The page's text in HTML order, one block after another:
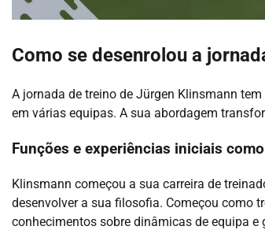
Como se desenrolou a
A jornada de treino de Jürgen Klinsmann
em várias equipas. A sua abordagem
Funções e experiências iniciais
Klinsmann começou a sua carreira de
desenvolver a sua filosofia. Começou como
conhecimentos sobre dinâmicas de equipa e